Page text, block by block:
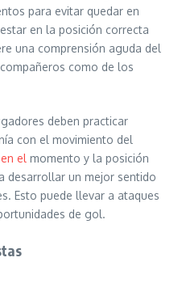
para evitar quedar en
en la posición correcta
una comprensión aguda del
como de los
deben practicar
con el movimiento del
en el momento y la posición
desarrollar un mejor sentido
Esto puede llevar a ataques
de gol.